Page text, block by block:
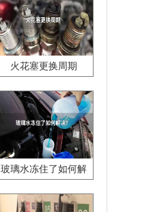
火花塞更换周期
玻璃水冻住了如何解